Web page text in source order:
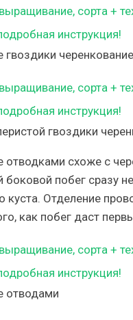
гвоздики
отводками схоже с
побег сразу
куста. Отделение
как побег даст
отводами